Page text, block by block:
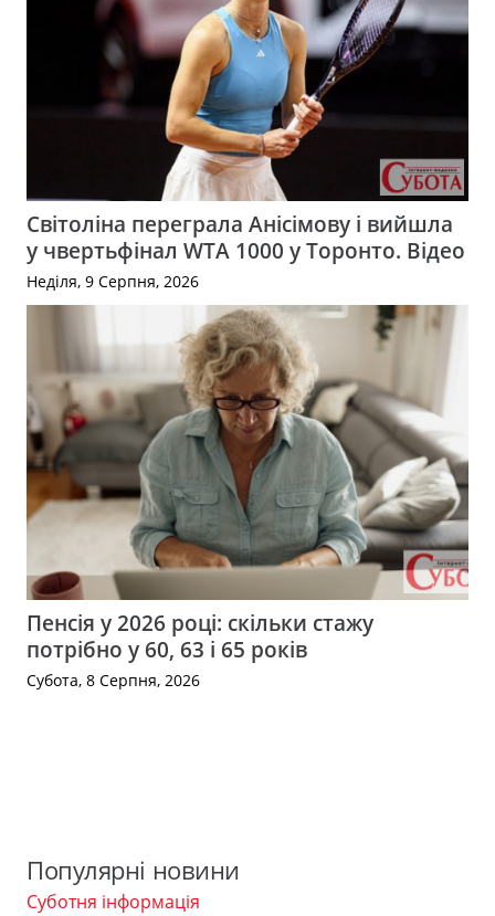
Світоліна переграла Анісімову і вийшла
у чвертьфінал WTA 1000 у Торонто. Відео
Неділя, 9 Серпня, 2026
Пенсія у 2026 році: скільки стажу
потрібно у 60, 63 і 65 років
Субота, 8 Серпня, 2026
Популярні новини
Суботня інформація